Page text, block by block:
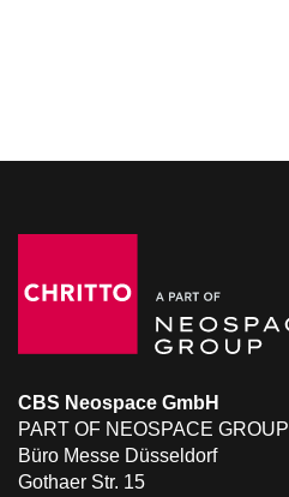
CBS Neospace GmbH
PART OF NEOSPACE GROUP
Büro Messe Düsseldorf
Gothaer Str. 15